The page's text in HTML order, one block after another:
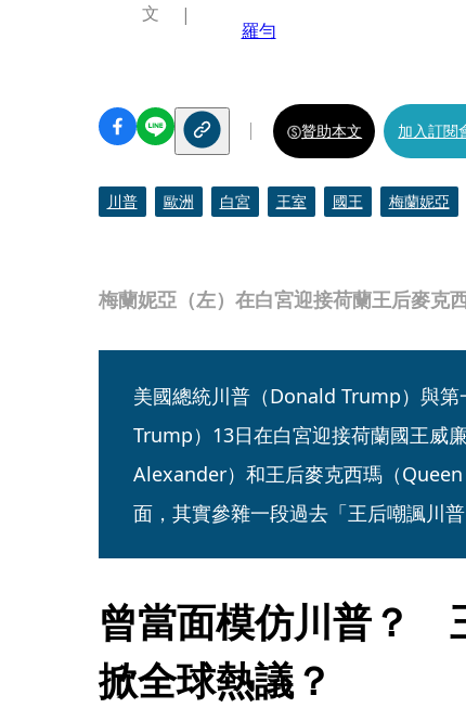
梅蘭妮亞（左）在白宮迎接荷蘭王后麥克
文
羅勻
贊助本文 加入訂閱
川普 歐洲 白宮 王室 國王 梅蘭妮亞
美國總統川普（Donald Trump）與
Trump）13日在白宮迎接荷蘭國王威
Alexander）和王后麥克西瑪（
面，其實參雜一段過去「王后嘲諷川普
曾當面模仿川普？
掀全球熱議？